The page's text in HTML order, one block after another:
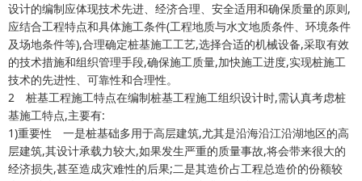
设计的编制应体现技术先进、经济合理、安全适用和确保质量的原则,
应结合工程特点和具体施工条件(工程地质与水文地质条件、环境条件
及场地条件等),合理确定桩基施工工艺,选择合适的机械设备,采取有效
的技术措施和组织管理手段,确保施工质量,加快施工进度,实现桩施工
技术的先进性、可靠性和合理性。
2 桩基工程施工特点在编制桩基工程施工组织设计时,需认真考虑桩
基施工特点,主要有:
1)重要性 一是桩基础多用于高层建筑,尤其是沿海沿江沿湖地区的高
层建筑,其设计承载力较大,如果发生严重的质量事故,将会带来很大的
经济损失,甚至造成灾难性的后果;二是其造价占工程总造价的份额较